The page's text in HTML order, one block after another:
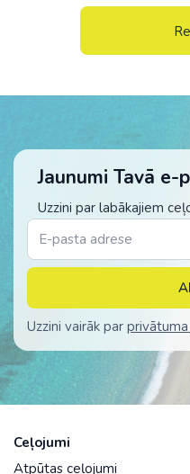
Jaunumi Tavā e-
Uzzini par labākajiem
Uzzini vairāk par
Ceļojumi
Atpūtas ceļojumi